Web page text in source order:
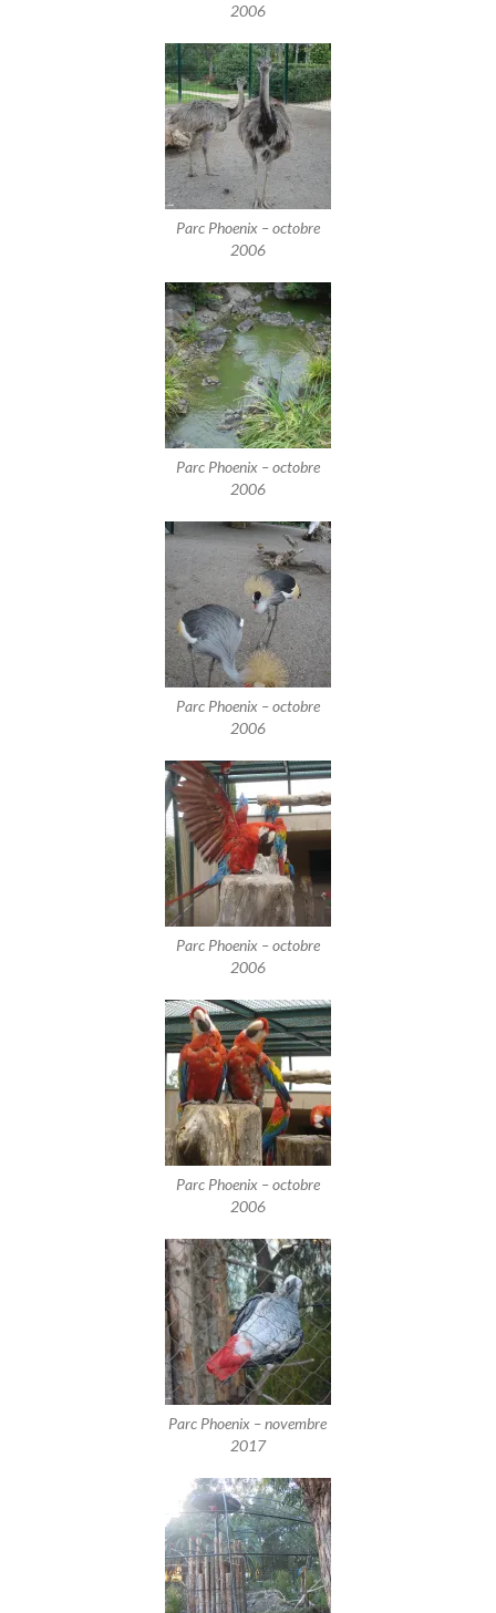
2006
Parc Phoenix – octobre
2006
Parc Phoenix – octobre
2006
Parc Phoenix – octobre
2006
Parc Phoenix – octobre
2006
Parc Phoenix – octobre
2006
Parc Phoenix – novembre
2017